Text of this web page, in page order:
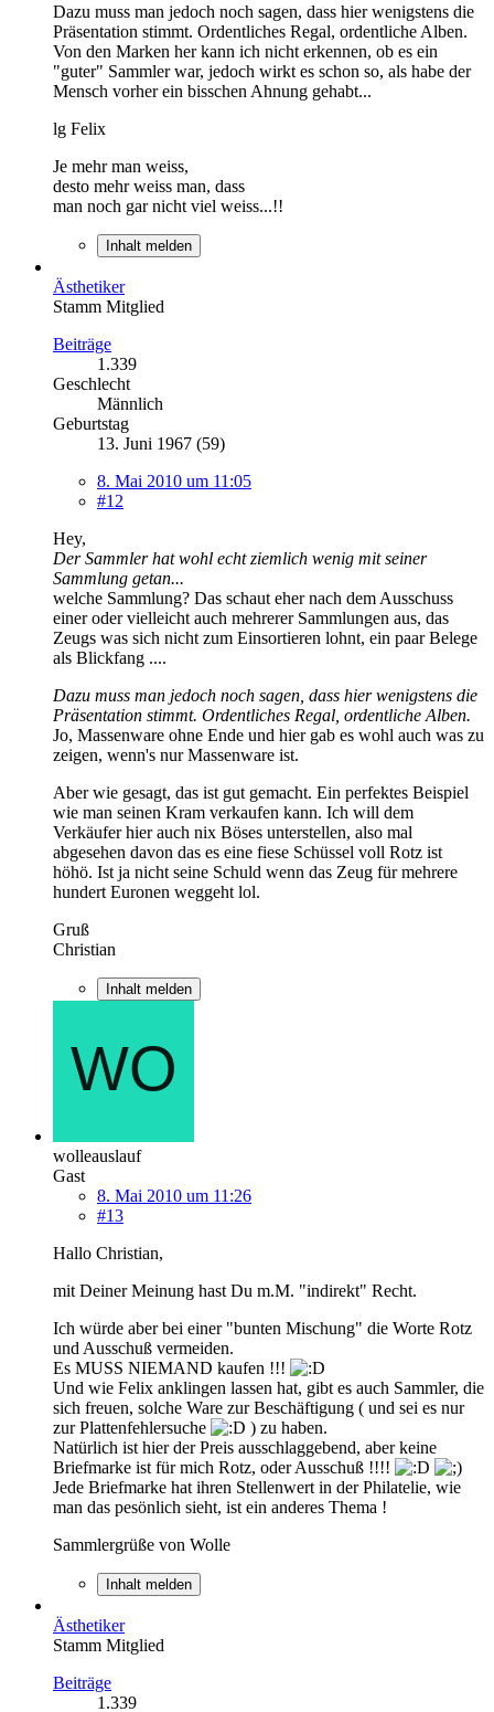
Dazu muss man jedoch noch sagen, dass hier wenigstens die
Präsentation stimmt. Ordentliches Regal, ordentliche Alben.
Von den Marken her kann ich nicht erkennen, ob es ein
"guter" Sammler war, jedoch wirkt es schon so, als habe der
Mensch vorher ein bisschen Ahnung gehabt...
lg Felix
Je mehr man weiss,
desto mehr weiss man, dass
man noch gar nicht viel weiss...!!
Inhalt melden
Ästhetiker
Stamm Mitglied
Beiträge
1.339
Geschlecht
Männlich
Geburtstag
13. Juni 1967 (59)
8. Mai 2010 um 11:05
#12
Hey,
Der Sammler hat wohl echt ziemlich wenig mit seiner
Sammlung getan...
welche Sammlung? Das schaut eher nach dem Ausschuss
einer oder vielleicht auch mehrerer Sammlungen aus, das
Zeugs was sich nicht zum Einsortieren lohnt, ein paar Belege
als Blickfang ....
Dazu muss man jedoch noch sagen, dass hier wenigstens die
Präsentation stimmt. Ordentliches Regal, ordentliche Alben.
Jo, Massenware ohne Ende und hier gab es wohl auch was zu
zeigen, wenn's nur Massenware ist.
Aber wie gesagt, das ist gut gemacht. Ein perfektes Beispiel
wie man seinen Kram verkaufen kann. Ich will dem
Verkäufer hier auch nix Böses unterstellen, also mal
abgesehen davon das es eine fiese Schüssel voll Rotz ist
höhö. Ist ja nicht seine Schuld wenn das Zeug für mehrere
hundert Euronen weggeht lol.
Gruß
Christian
Inhalt melden
wolleauslauf
Gast
8. Mai 2010 um 11:26
#13
Hallo Christian,
mit Deiner Meinung hast Du m.M. "indirekt" Recht.
Ich würde aber bei einer "bunten Mischung" die Worte Rotz
und Ausschuß vermeiden.
Es MUSS NIEMAND kaufen !!!
Und wie Felix anklingen lassen hat, gibt es auch Sammler, die
sich freuen, solche Ware zur Beschäftigung ( und sei es nur
zur Plattenfehlersuche
) zu haben.
Natürlich ist hier der Preis ausschlaggebend, aber keine
Briefmarke ist für mich Rotz, oder Ausschuß !!!!
Jede Briefmarke hat ihren Stellenwert in der Philatelie, wie
man das pesönlich sieht, ist ein anderes Thema !
Sammlergrüße von Wolle
Inhalt melden
Ästhetiker
Stamm Mitglied
Beiträge
1.339